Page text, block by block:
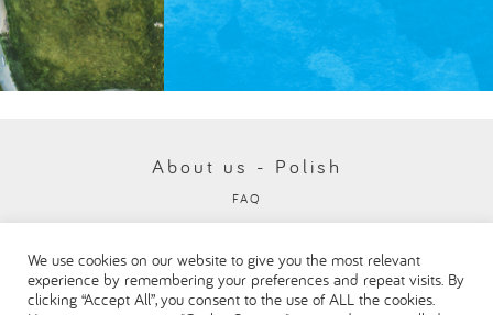
About us - Polish
FAQ
Visit our Danone corporate website
We use cookies on our website to give you the most relevant
experience by remembering your preferences and repeat visits. By
clicking “Accept All”, you consent to the use of ALL the cookies.